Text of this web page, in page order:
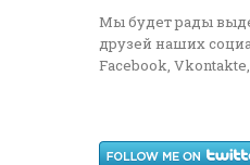
Мы будет рады
друзей наших
Facebook,